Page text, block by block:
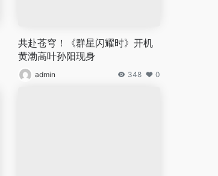
共赴苍穹！《群星闪耀时》开机
黄渤高叶孙阳现身
admin 348 0